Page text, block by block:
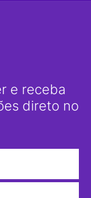
e receba
direto no